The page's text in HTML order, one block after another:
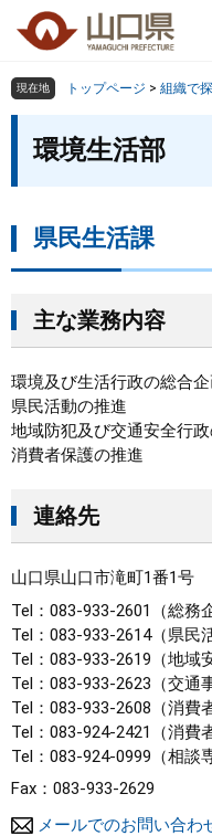
の
す
ー
し
本
文
組織で探す
Other Languages
トップページ
くらし・環境
教育・文化・スポーツ
まちづくり
現在地 トップページ > 組織で
環境生活部
県民生活課
主な業務内容
環境及び生活行政の総合
県民活動の推進
地域防犯及び交通安全行
消費者保護の推進
連絡先
山口県山口市滝町1番1号
Tel：083-933-2601
総務
Tel：083-933-2614
県民
Tel：083-933-2619
地域
Tel：083-933-2623
交通
Tel：083-933-2608
消費
Tel：083-924-2421
消費
Tel：083-924-0999
相談
Fax：083-933-2629
メールでのお問い合わ